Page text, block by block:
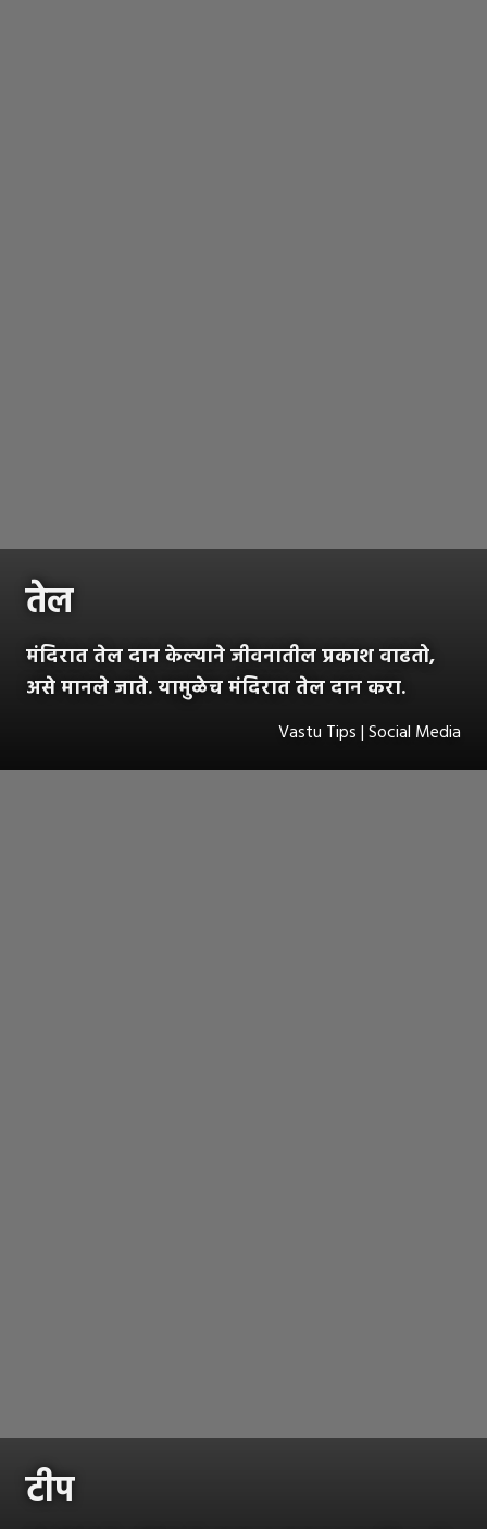
तेल
मंदिरात तेल दान केल्याने जीवनातील प्रकाश वाढतो,
असे मानले जाते. यामुळेच मंदिरात तेल दान करा.
Vastu Tips | Social Media
टीप